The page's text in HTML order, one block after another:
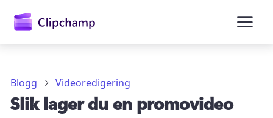
Blogg Videoredigering
Slik lager du en promovideo